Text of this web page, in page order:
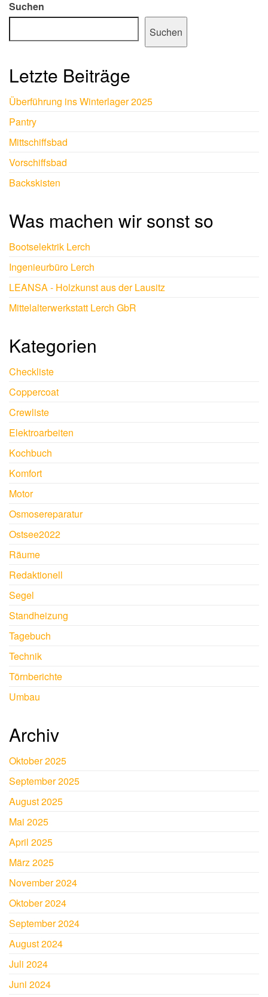
Suchen
Suchen
Letzte Beiträge
Überführung ins Winterlager 2025
Pantry
Mittschiffsbad
Vorschiffsbad
Backskisten
Was machen wir sonst so
Bootselektrik Lerch
Ingenieurbüro Lerch
LEANSA - Holzkunst aus der Lausitz
Mittelalterwerkstatt Lerch GbR
Kategorien
Checkliste
Coppercoat
Crewliste
Elektroarbeiten
Kochbuch
Komfort
Motor
Osmosereparatur
Ostsee2022
Räume
Redaktionell
Segel
Standheizung
Tagebuch
Technik
Törnberichte
Umbau
Archiv
Oktober 2025
September 2025
August 2025
Mai 2025
April 2025
März 2025
November 2024
Oktober 2024
September 2024
August 2024
Juli 2024
Juni 2024